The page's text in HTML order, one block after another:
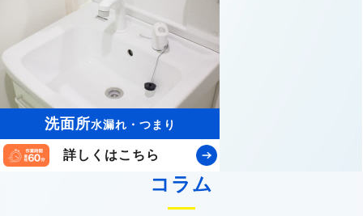
洗面所水漏れ・つまり
詳しくはこちら
コラム